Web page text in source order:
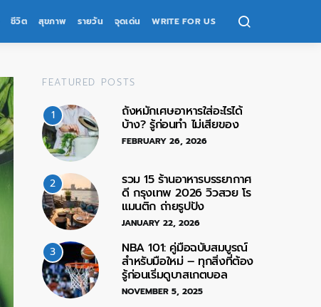
ชีวิต สุขภาพ รายวัน จุดเด่น WRITE FOR US
FEATURED POSTS
1 ถังหมักเศษอาหารใส่อะไรได้
บ้าง? รู้ก่อนทำ ไม่เสียของ
FEBRUARY 26, 2026
2 รวม 15 ร้านอาหารบรรยากาศ
ดี กรุงเทพ 2026 วิวสวย โร
แมนติก ถ่ายรูปปัง
JANUARY 22, 2026
3 NBA 101: คู่มือฉบับสมบูรณ์
สำหรับมือใหม่ – ทุกสิ่งที่ต้อง
รู้ก่อนเริ่มดูบาสเกตบอล
NOVEMBER 5, 2025